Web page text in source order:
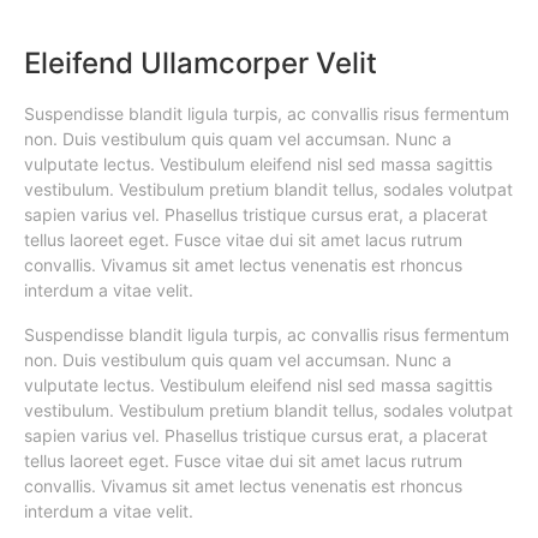
Eleifend Ullamcorper Velit
Suspendisse blandit ligula turpis, ac convallis risus fermentum
non. Duis vestibulum quis quam vel accumsan. Nunc a
vulputate lectus. Vestibulum eleifend nisl sed massa sagittis
vestibulum. Vestibulum pretium blandit tellus, sodales volutpat
sapien varius vel. Phasellus tristique cursus erat, a placerat
tellus laoreet eget. Fusce vitae dui sit amet lacus rutrum
convallis. Vivamus sit amet lectus venenatis est rhoncus
interdum a vitae velit.
Suspendisse blandit ligula turpis, ac convallis risus fermentum
non. Duis vestibulum quis quam vel accumsan. Nunc a
vulputate lectus. Vestibulum eleifend nisl sed massa sagittis
vestibulum. Vestibulum pretium blandit tellus, sodales volutpat
sapien varius vel. Phasellus tristique cursus erat, a placerat
tellus laoreet eget. Fusce vitae dui sit amet lacus rutrum
convallis. Vivamus sit amet lectus venenatis est rhoncus
interdum a vitae velit.